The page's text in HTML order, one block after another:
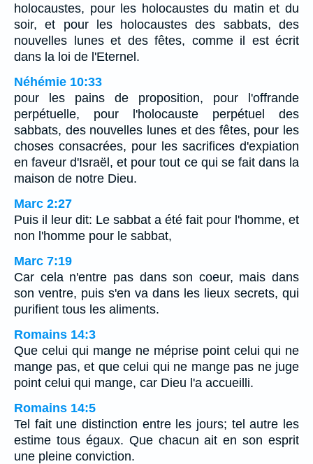
holocaustes, pour les holocaustes du matin et du
soir, et pour les holocaustes des sabbats, des
nouvelles lunes et des fêtes, comme il est écrit
dans la loi de l'Eternel.
Néhémie 10:33
pour les pains de proposition, pour l'offrande
perpétuelle, pour l'holocauste perpétuel des
sabbats, des nouvelles lunes et des fêtes, pour les
choses consacrées, pour les sacrifices d'expiation
en faveur d'Israël, et pour tout ce qui se fait dans la
maison de notre Dieu.
Marc 2:27
Puis il leur dit: Le sabbat a été fait pour l'homme, et
non l'homme pour le sabbat,
Marc 7:19
Car cela n'entre pas dans son coeur, mais dans
son ventre, puis s'en va dans les lieux secrets, qui
purifient tous les aliments.
Romains 14:3
Que celui qui mange ne méprise point celui qui ne
mange pas, et que celui qui ne mange pas ne juge
point celui qui mange, car Dieu l'a accueilli.
Romains 14:5
Tel fait une distinction entre les jours; tel autre les
estime tous égaux. Que chacun ait en son esprit
une pleine conviction.